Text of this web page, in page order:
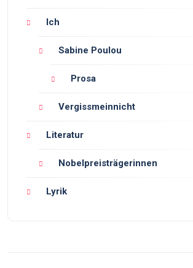
Ich
Sabine Poulou
Prosa
Vergissmeinnicht
Literatur
Nobelpreisträgerinnen
Lyrik